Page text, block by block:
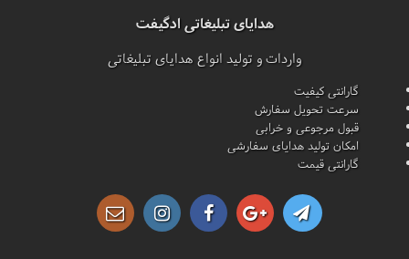
هدایای تبلیغاتی ادگیفت
واردات و تولید انواع هدایای تبلیغاتی
گارانتی کیفیت
سرعت تحویل سفارش
قبول مرجوعی و خرابی
امکان تولید هدایای سفارشی
گارانتی قیمت